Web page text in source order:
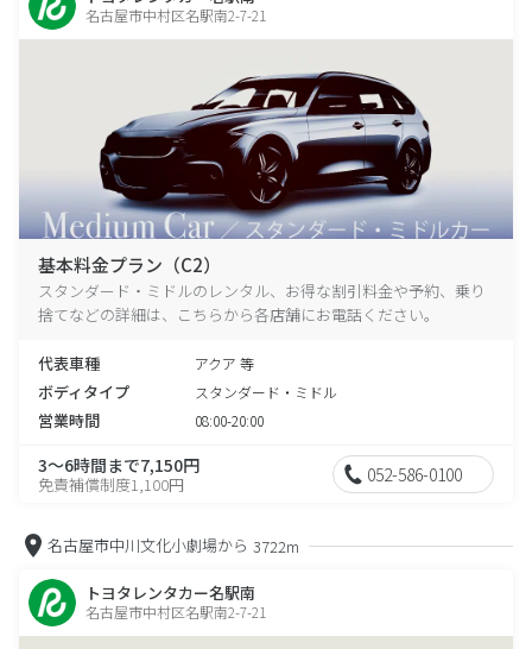
名古屋市中村区名駅南2-7-21
基本料金プラン（C2）
スタンダード・ミドルのレンタル、お得な割引料金や予約、乗り
捨てなどの詳細は、こちらから各店舗にお電話ください。
代表車種 アクア 等
ボディタイプ スタンダード・ミドル
営業時間 08:00-20:00
3～6時間まで7,150円
免責補償制度1,100円 052-586-0100
名古屋市中川文化小劇場から 3722m
トヨタレンタカー名駅南
名古屋市中村区名駅南2-7-21